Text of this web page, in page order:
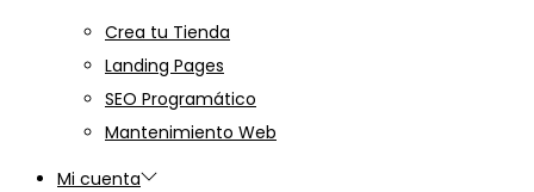
Crea tu Tienda
Landing Pages
SEO Programático
Mantenimiento Web
Mi cuenta